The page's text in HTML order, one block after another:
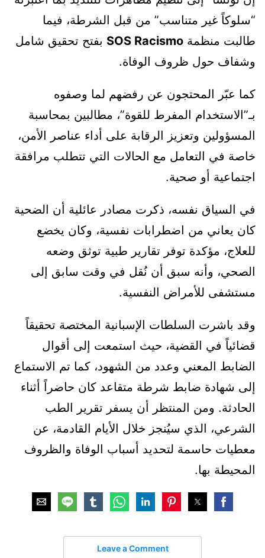
“سلوكاً غير متناسب” من قبل الشرطة، فيما
طالبت منظمة SOS Racismo بفتح تحقيق شامل
وشفاف حول ظروف الوفاة.
كما عبّر المحتجون عن رفضهم لما وصفوه
بـ”الاستخدام المفرط للقوة”، مطالبين بمحاسبة
المسؤولين وتعزيز الرقابة على أداء عناصر الأمن،
خاصة في التعامل مع الحالات التي تتطلب مرافقة
اجتماعية أو صحية.
في السياق نفسه، ذكرت مصادر عائلية أن الضحية
كان يعاني من اضطرابات نفسية، وكان يخضع
للعلاج، مؤكدة توفر تقارير طبية توثق وضعه
الصحي، وأنه سبق أن نُقل في وقت سابق إلى
مستشفى للأمراض النفسية.
وقد باشرت السلطات الإسبانية المختصة تحقيقاً
قضائياً في القضية، حيث استمعت إلى أقوال
الضابط المعني وعدد من الشهود، كما تم الاستماع
إلى شهادة ضابط شرطة متقاعد كان حاضراً أثناء
الحادثة. ومن المنتظر أن يسفر تقرير الطب
الشرعي، الذي سيُنجز خلال الأيام القادمة، عن
معطيات حاسمة لتحديد أسباب الوفاة والظروف
المحيطة بها.
Leave a Comment